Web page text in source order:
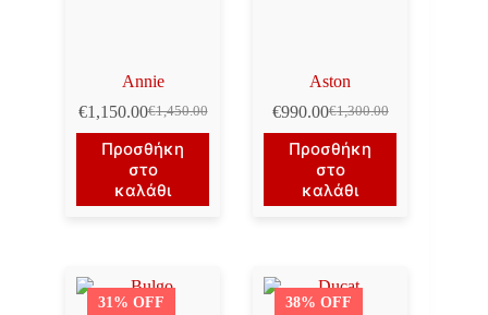
Annie
€1,450.00
Original
price
was:
€1,450.00.
€1,150.00Η
τρέχουσα
τιμή
είναι:
€1,150.00.
Προσθήκη
στο
καλάθι
Aston
€1,300.00
Original
price
was:
€1,300.00.
€990.00Η
τρέχουσα
τιμή
είναι:
€990.00.
Προσθήκη
στο
καλάθι
31% OFF 38% OFF